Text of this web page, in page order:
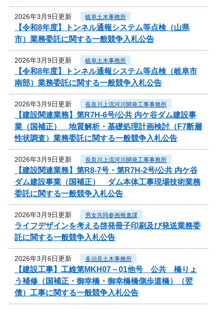
2026年3月9日更新 岐阜土木事務所
【令和8年度】トンネル通報システム等点検（山県
市）業務委託に関する一般競争入札公告
2026年3月9日更新 岐阜土木事務所
【令和8年度】トンネル通報システム等点検（岐阜市
南部）業務委託に関する一般競争入札公告
2026年3月9日更新 長良川上流河川開発工事事務所
【建設関連業務】第R7H-6号/公共 内ケ谷ダム建設事
業（国補正） 地質解析・基礎処理計画検討（F7断層
性状調査）業務委託に関する一般競争入札公告
2026年3月9日更新 長良川上流河川開発工事事務所
【建設関連業務】第R8-7号・第R7H-2号/公共 内ケ谷
ダム建設事業（国補正） ダム本体工事現場技術業務
委託に関する一般競争入札公告
2026年3月9日更新 男女共同参画推進課
ライフデザインを考える啓発冊子印刷及び発送業務委
託に関する一般競争入札公告
2026年3月6日更新 多治見土木事務所
【建設工事】工維第MKH07－01他号 公共 橋りょ
う補修（国補正・御幸橋・御幸橋橋側歩道橋）（翌
債）工事に関する一般競争入札公告